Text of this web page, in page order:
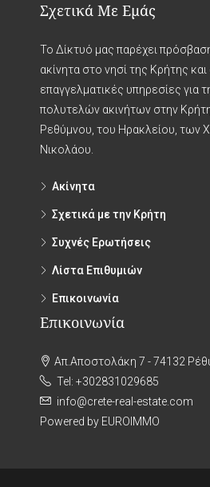
Σχετικά Με Εμάς
Το Δίκτυό μας παρέχει
ακίνητα στο νησί της Κρήτης
επαγγελματικές υπηρεσίες για
πολυτελών ακινήτων στην
Ρεθύμνου, του Ηρακλείου, των
Νικολάου.
Ακίνητα
Σχετικά με την Κρήτη
Συχνές Ερωτήσεις
Λίστα Επιθυμιών
Επικοινωνία
Επικοινωνία
Απ.Αποστολάκη 7 - 74132
Tel: +302831029685
info@crete-real-estate.com
Powered by EUROIMMO